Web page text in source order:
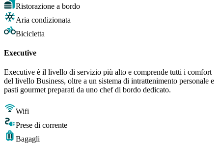
Ristorazione a bordo
Aria condizionata
Bicicletta
Executive
Executive è il livello di servizio più alto e comprende tutti i comfort
del livello Business, oltre a un sistema di intrattenimento personale e
pasti gourmet preparati da uno chef di bordo dedicato.
Wifi
Prese di corrente
Bagagli